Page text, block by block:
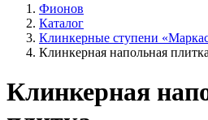
Фионов
Каталог
Клинкерные ступени
Клинкерная напольная плитка
Клинкерная